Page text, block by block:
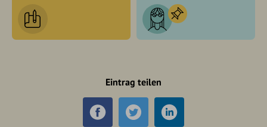
Eintrag teilen